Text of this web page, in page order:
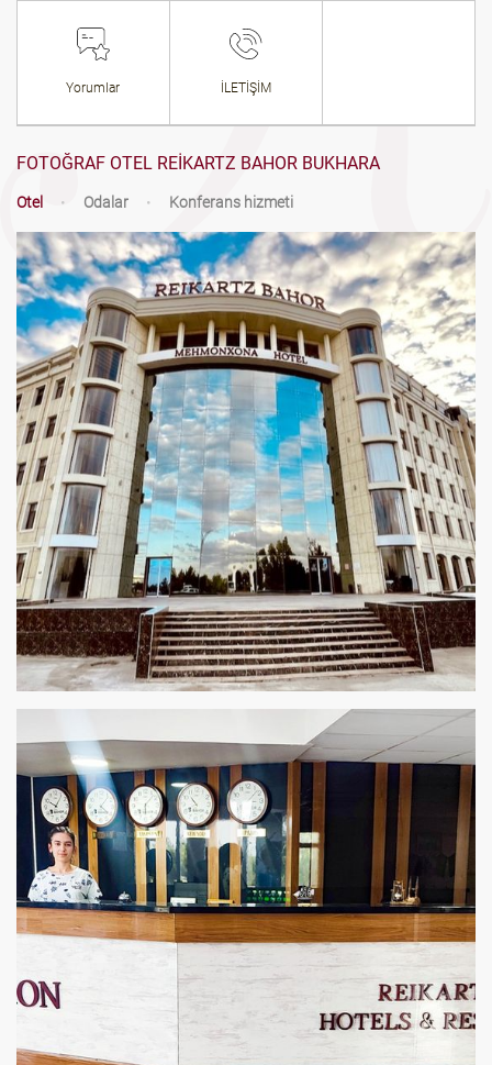
Yorumlar İLETİŞİM
FOTOĞRAF OTEL REIKARTZ BAHOR BUKHARA
Otel • Odalar • Konferans hizmeti